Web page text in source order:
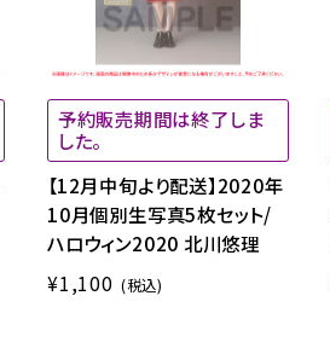
予約販売期間は終了しま
した。
【12月中旬より配送】2020年
10月個別生写真5枚セット/
ハロウィン2020 北川悠理
¥1,100 (税込)